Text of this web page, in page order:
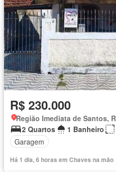
R$ 230.000
2 Quartos
1 Banheiro
Garagem
Há 1 dia, 6 horas em Chaves na mão